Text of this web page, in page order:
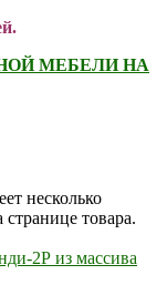
МЕБЕЛИ НА
несколько
товара.